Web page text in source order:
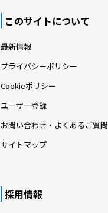
このサイトについて
最新情報
プライバシーポリシー
Cookieポリシー
ユーザー登録
お問い合わせ・よくあるご質問
サイトマップ
採用情報